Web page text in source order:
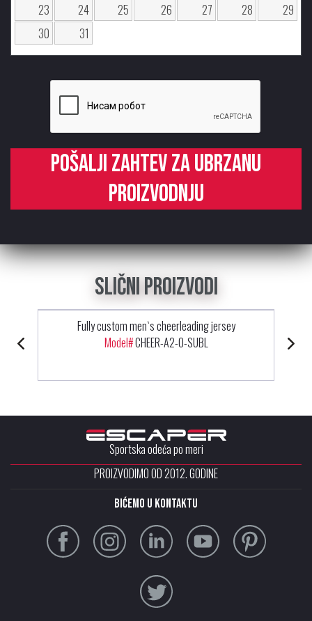
23
24 25 26 27 28
29
30
31
Pošalji zahtev za ubrzanu
proizvodnju
Slični proizvodi
Fully custom men`s cheerleading jersey
Model#CHEER-A2-0-SUBL
Sportska odeća po meri
PROIZVODIMO OD 2012. GODINE
Bićemo u kontaktu